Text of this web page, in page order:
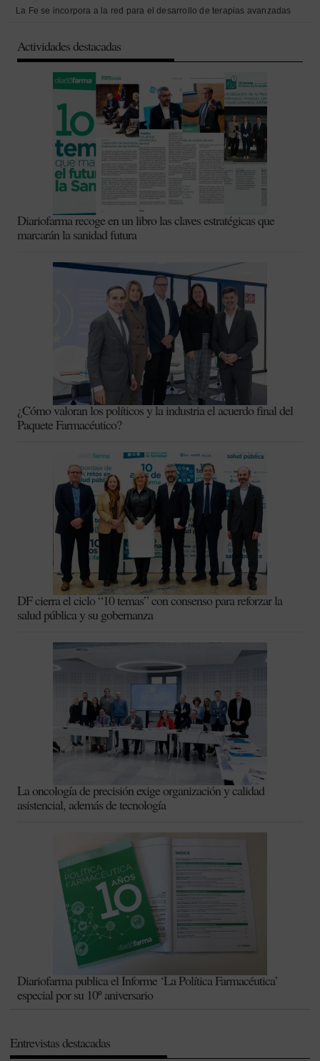
La Fe se incorpora a la red para el desarrollo de terapias avanzadas
Actividades destacadas
Diariofarma recoge en un libro las claves estratégicas que
marcarán la sanidad futura
¿Cómo valoran los políticos y la industria el acuerdo final del
Paquete Farmacéutico?
DF cierra el ciclo “10 temas” con consenso para reforzar la
salud pública y su gobernanza
La oncología de precisión exige organización y calidad
asistencial, además de tecnología
Diariofarma publica el Informe ‘La Política Farmacéutica’
especial por su 10º aniversario
Entrevistas destacadas